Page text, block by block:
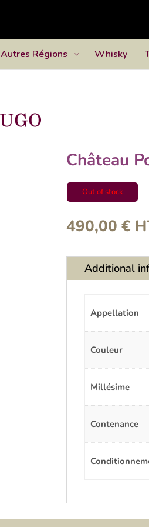
Autres Régions Whisky
Château
Out of stock
490,00 €
Additional
Appellation
Couleur
Millésime
Contenance